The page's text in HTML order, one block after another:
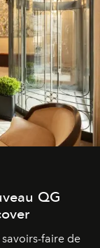
QG
faire de